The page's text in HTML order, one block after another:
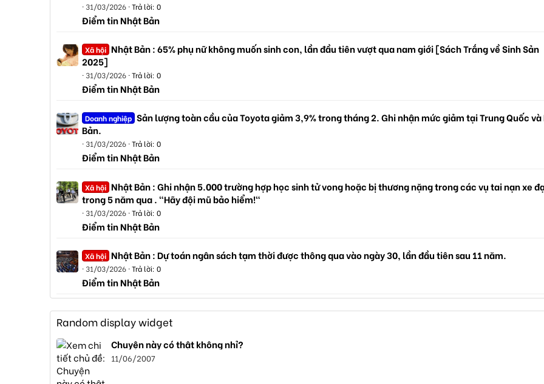
31/03/2026 Trả lời: 0
Điểm tin Nhật Bản
Xã hội Nhật Bản : 65% phụ nữ không muốn sinh con, lần đầu tiên vượt qua nam giới [Sách Trắng về Sinh Sản
2025]
31/03/2026 Trả lời: 0
Điểm tin Nhật Bản
Doanh nghiệp Sản lượng toàn cầu của Toyota giảm 3,9% trong tháng 2. Ghi nhận mức giảm tại Trung Quốc
Bản.
31/03/2026 Trả lời: 0
Điểm tin Nhật Bản
Xã hội Nhật Bản : Ghi nhận 5.000 trường hợp học sinh tử vong hoặc bị thương nặng trong các vụ tai nạn xe
trong 5 năm qua . "Hãy đội mũ bảo hiểm!"
31/03/2026 Trả lời: 0
Điểm tin Nhật Bản
Xã hội Nhật Bản : Dự toán ngân sách tạm thời được thông qua vào ngày 30, lần đầu tiên sau 11 năm.
31/03/2026 Trả lời: 0
Điểm tin Nhật Bản
Random display widget
Chuyện này có thật không nhỉ?
11/06/2007